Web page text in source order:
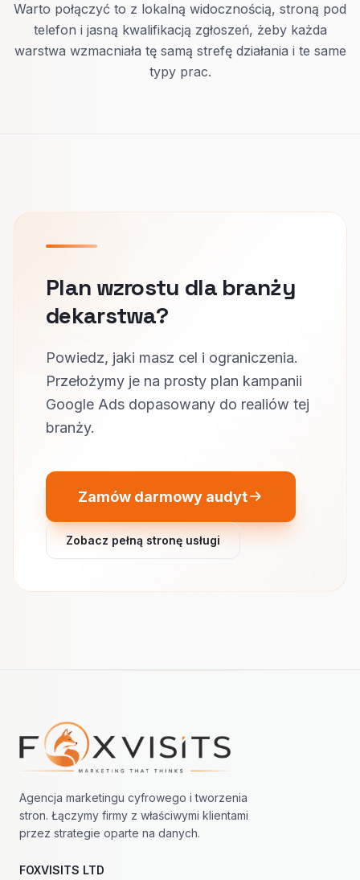
Warto połączyć to z lokalną widocznością, stroną pod
telefon i jasną kwalifikacją zgłoszeń, żeby każda
warstwa wzmacniała tę samą strefę działania i te same
typy prac.
Plan wzrostu dla branży
dekarstwa?
Powiedz, jaki masz cel i ograniczenia.
Przełożymy je na prosty plan kampanii
Google Ads dopasowany do realiów tej
branży.
Zamów darmowy audyt
Zobacz pełną stronę usługi
Nawigacja w stopce
Agencja marketingu cyfrowego i tworzenia
stron. Łączymy firmy z właściwymi klientami
przez strategie oparte na danych.
FOXVISITS LTD